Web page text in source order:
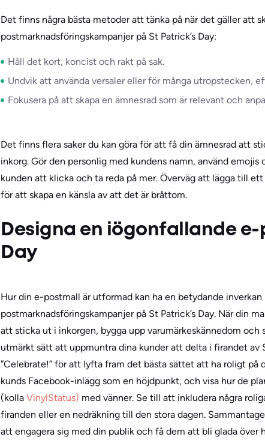
Det finns några bästa metoder att tänka på när det gäller att
postmarknadsföringskampanjer på St Patrick’s Day:
Håll det kort, koncist och rakt på sak.
Undvik att använda versaler eller för många utropstecken,
Fokusera på att skapa en ämnesrad som är relevant och
Det finns flera saker du kan göra för att få din ämnesrad att
inkorg. Gör den personlig med kundens namn, använd
kunden att klicka och ta reda på mer. Överväg att lägga till
för att skapa en känsla av att det är bråttom.
Designa en iögonfallande e-
Day
Hur din e-postmall är utformad kan ha en betydande
postmarknadsföringskampanjer på St Patrick’s Day. När din
att sticka ut i inkorgen, bygga upp varumärkeskännedom
utmärkt sätt att uppmuntra dina kunder att delta i firandet av
”Celebrate!” för att lyfta fram det bästa sättet att ha roligt på
kunds Facebook-inlägg som en höjdpunkt, och visa hur de
(kolla VinylStatus) med vänner. Se till att inkludera några
firanden eller en nedräkning till den stora dagen.
att engagera sig med din publik och få dem att bli glada över